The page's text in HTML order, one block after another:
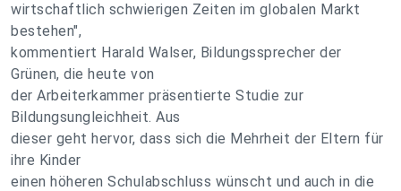
wirtschaftlich schwierigen Zeiten im globalen Markt
bestehen",
kommentiert Harald Walser, Bildungssprecher der
Grünen, die heute von
der Arbeiterkammer präsentierte Studie zur
Bildungsungleichheit. Aus
dieser geht hervor, dass sich die Mehrheit der Eltern für
ihre Kinder
einen höheren Schulabschluss wünscht und auch in die